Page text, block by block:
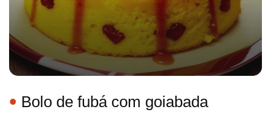
Bolo de fubá com goiabada